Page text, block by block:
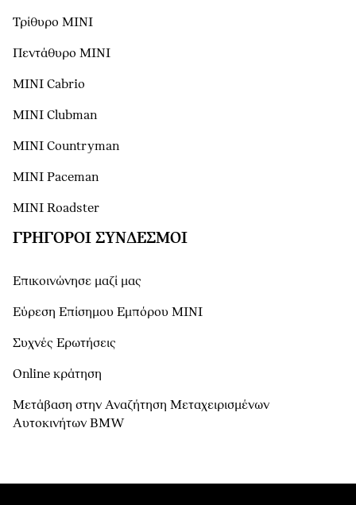
Τρίθυρο MINI
Πεντάθυρο MINI
MINI Cabrio
MINI Clubman
MINI Countryman
MINI Paceman
MINI Roadster
ΓΡΉΓΟΡΟΙ ΣΎΝΔΕΣΜΟΙ
Επικοινώνησε μαζί μας
Εύρεση Επίσημου Εμπόρου ΜΙΝΙ
Συχνές Ερωτήσεις
Online κράτηση
Μετάβαση στην Αναζήτηση Μεταχειρισμένων
Αυτοκινήτων BMW